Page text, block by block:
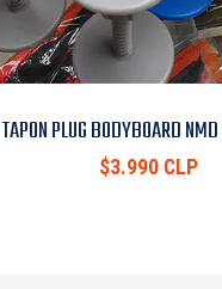
TAPON PLUG BODYBOARD
$3.990 CLP